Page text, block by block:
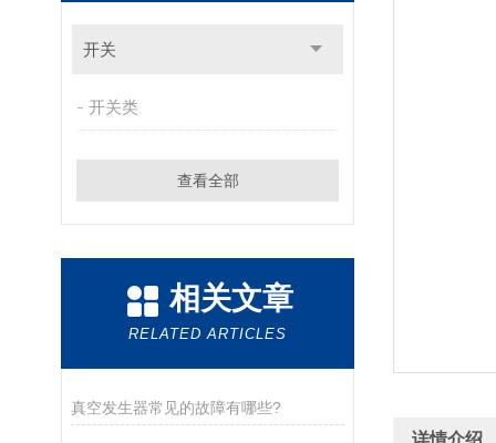
开关
开关类
查看全部
相关文章
RELATED ARTICLES
真空发生器常见的故障有哪些?
详情介绍